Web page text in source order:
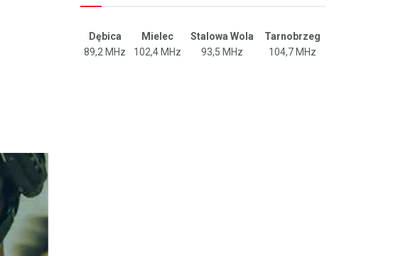
Dębica Mielec Stalowa Wola
Tarnobrzeg
89,2 MHz
102,4 MHz 93,5 MHz 104,7 MHz